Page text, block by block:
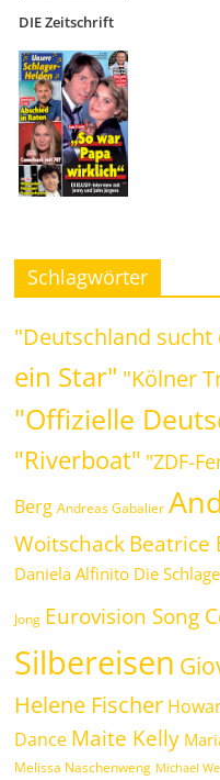
DIE Zeitschrift
Schlagwörter
"Deutschland sucht
ein Star" "Kölner
"Offizielle
"Riverboat" "ZDF-
Berg Andreas Gabalier
WoitschackBeatrice
Daniela Alfinito Die
Jong Eurovision Song
Silbereisen
Helene Fischer
Dance Maite Kelly
Melissa Naschenweng Michael